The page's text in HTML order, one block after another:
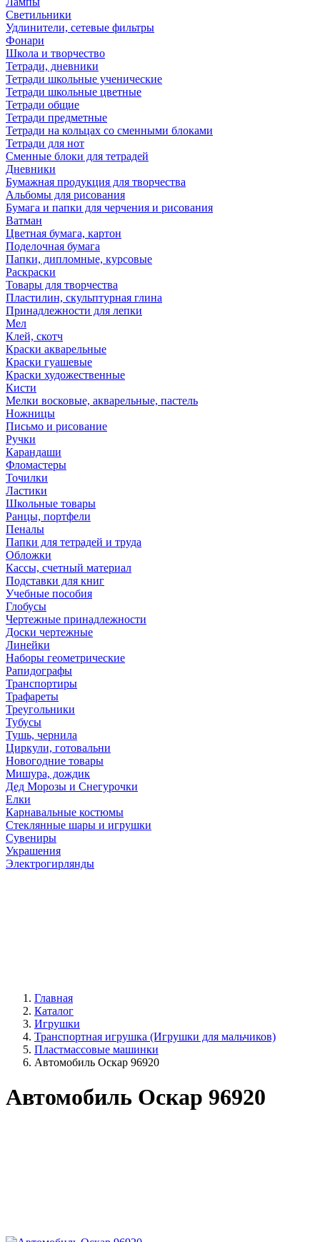
Светильники
Удлинители, сетевые фильтры
Фонари
Школа и творчество
Тетради, дневники
Тетради школьные ученические
Тетради школьные цветные
Тетради общие
Тетради предметные
Тетради на кольцах со сменными блоками
Тетради для нот
Сменные блоки для тетрадей
Дневники
Бумажная продукция для творчества
Альбомы для рисования
Бумага и папки для черчения и рисования
Ватман
Цветная бумага, картон
Поделочная бумага
Папки, дипломные, курсовые
Раскраски
Товары для творчества
Пластилин, скульптурная глина
Принадлежности для лепки
Мел
Клей, скотч
Краски акварельные
Краски гуашевые
Краски художественные
Кисти
Мелки восковые, акварельные, пастель
Ножницы
Письмо и рисование
Ручки
Карандаши
Фломастеры
Точилки
Ластики
Школьные товары
Ранцы, портфели
Пеналы
Папки для тетрадей и труда
Обложки
Кассы, счетный материал
Подставки для книг
Учебные пособия
Глобусы
Чертежные принадлежности
Доски чертежные
Линейки
Наборы геометрические
Рапидографы
Транспортиры
Трафареты
Треугольники
Тубусы
Тушь, чернила
Циркули, готовальни
Новогодние товары
Мишура, дождик
Дед Морозы и Снегурочки
Елки
Карнавальные костюмы
Стеклянные шары и игрушки
Сувениры
Украшения
Электрогирлянды
Главная
Каталог
Игрушки
Транспортная игрушка (Игрушки для мальчиков)
Пластмассовые машинки
Автомобиль Оскар 96920
Автомобиль Оскар 96920